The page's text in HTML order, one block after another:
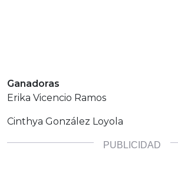
Ganadoras
Erika Vicencio Ramos
Cinthya González Loyola